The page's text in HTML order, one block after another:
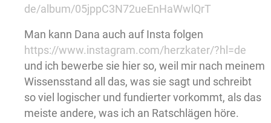
de/album/05jppC3N72ueEnHaWwlQrT
Man kann Dana auch auf Insta folgen
https://www.instagram.com/herzkater/?hl=de
und ich bewerbe sie hier so, weil mir nach meinem
Wissensstand all das, was sie sagt und schreibt
so viel logischer und fundierter vorkommt, als das
meiste andere, was ich an Ratschlägen höre.